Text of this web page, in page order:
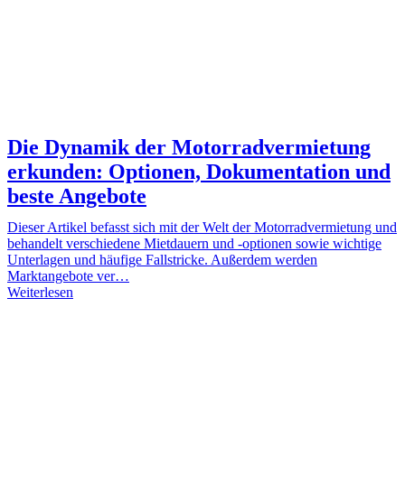
Die Dynamik der Motorradvermietung
erkunden: Optionen, Dokumentation und
beste Angebote
Dieser Artikel befasst sich mit der Welt der Motorradvermietung und
behandelt verschiedene Mietdauern und -optionen sowie wichtige
Unterlagen und häufige Fallstricke. Außerdem werden
Marktangebote ver…
Weiterlesen